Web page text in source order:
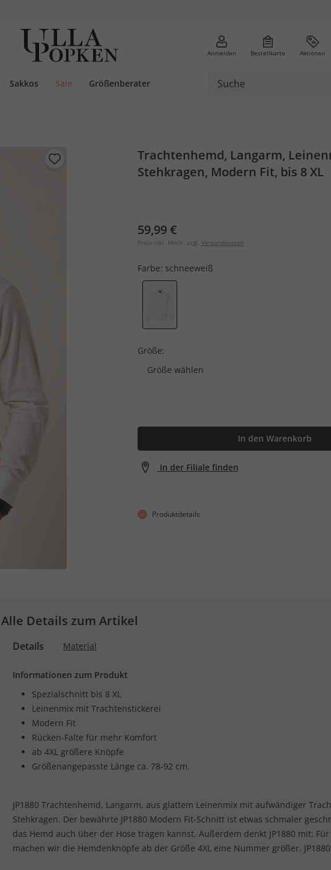
Anmelden Bestellkarte Aktionen
Sakkos Sale Größenberater
Trachtenhemd, Langarm,
Stehkragen, Modern Fit, bis 8 XL
59,99 €
Preis inkl. MwSt. zzgl. Versandkosten
Farbe: schneeweiß
Größe:
Größe wählen
In den Warenkorb
In der Filiale finden
Produktdetails
Alle Details zum Artikel
Details Material
Informationen zum Produkt
Spezialschnitt bis 8 XL
Leinenmix mit Trachtenstickerei
Modern Fit
Rücken-Falte für mehr Komfort
ab 4XL größere Knöpfe
Größenangepasste Länge ca. 78-92 cm.
JP1880 Trachtenhemd, Langarm, aus glattem Leinenmix mit aufwändiger
Stehkragen. Der bewährte JP1880 Modern Fit-Schnitt ist etwas schmaler
das Hemd auch über der Hose tragen kannst. Außerdem denkt JP1880 mit:
machen wir die Hemdenknöpfe ab der Größe 4XL eine Nummer größer.